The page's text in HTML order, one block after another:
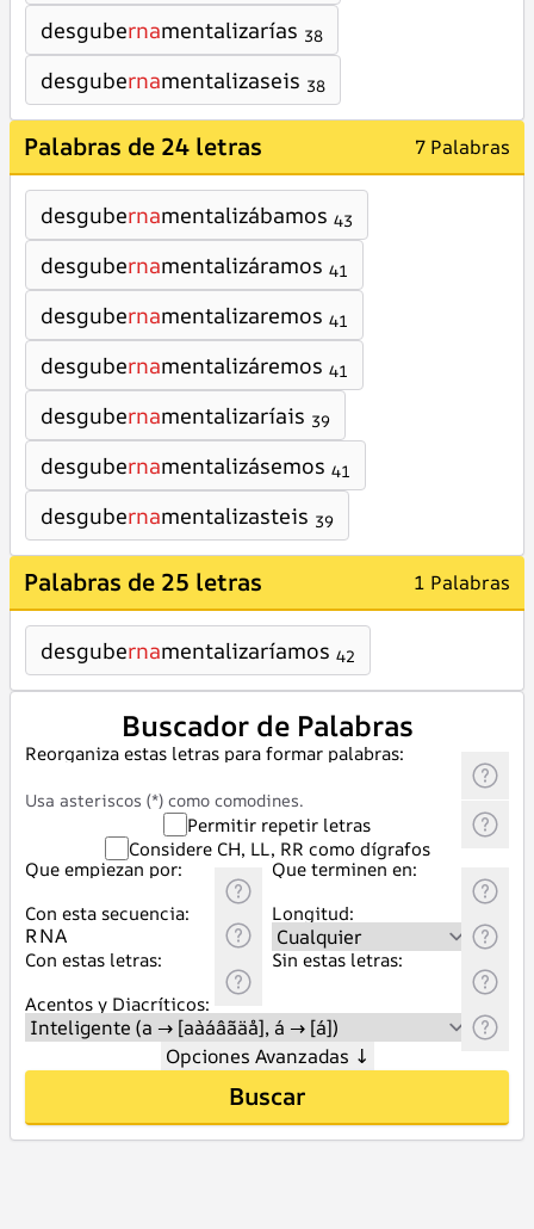
desgubernamentalizarías 38
desgubernamentalizaseis 38
Palabras de 24 letras 7 Palabras
desgubernamentalizábamos 43
desgubernamentalizáramos 41
desgubernamentalizaremos 41
desgubernamentalizáremos 41
desgubernamentalizaríais 39
desgubernamentalizásemos 41
desgubernamentalizasteis 39
Palabras de 25 letras 1 Palabras
desgubernamentalizaríamos 42
Buscador de Palabras
Reorganiza estas letras para formar palabras:
Usa asteriscos (*) como comodines.
Permitir repetir letras
Considere CH, LL, RR como dígrafos
Que empiezan por:
Que terminen en:
Con esta secuencia:
Longitud:
Con estas letras:
Sin estas letras:
Acentos y Diacríticos:
Opciones Avanzadas ↓
Buscar